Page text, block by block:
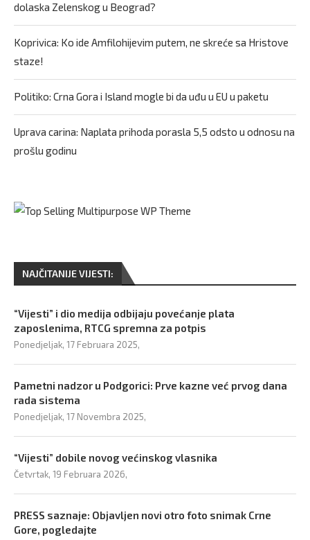
dolaska Zelenskog u Beograd?
Koprivica: Ko ide Amfilohijevim putem, ne skreće sa Hristove
staze!
Politiko: Crna Gora i Island mogle bi da uđu u EU u paketu
Uprava carina: Naplata prihoda porasla 5,5 odsto u odnosu na
prošlu godinu
NAJČITANIJE VIJESTI:
“Vijesti” i dio medija odbijaju povećanje plata
zaposlenima, RTCG spremna za potpis
Ponedjeljak, 17 Februara 2025,
Pametni nadzor u Podgorici: Prve kazne već prvog dana
rada sistema
Ponedjeljak, 17 Novembra 2025,
“Vijesti” dobile novog većinskog vlasnika
Četvrtak, 19 Februara 2026,
PRESS saznaje: Objavljen novi otro foto snimak Crne
Gore, pogledajte